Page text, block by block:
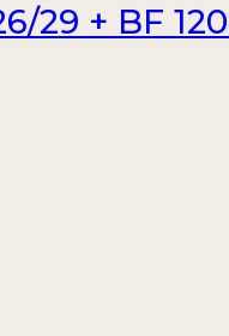
29 + BF